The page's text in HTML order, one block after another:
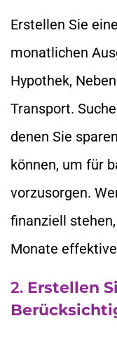
Erstellen Sie
monatlichen
Hypothek,
Transport.
denen Sie
können, um für
vorzusorgen.
finanziell
Monate
2. Erstellen